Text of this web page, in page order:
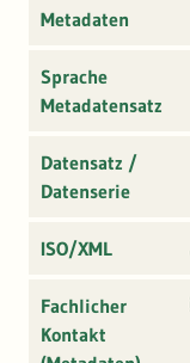
Metadaten
Sprache
Metadatensatz
Datensatz /
Datenserie
ISO/XML
Fachlicher
Kontakt